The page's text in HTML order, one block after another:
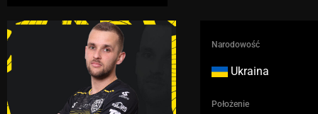
Narodowość
Ukraina
Położenie